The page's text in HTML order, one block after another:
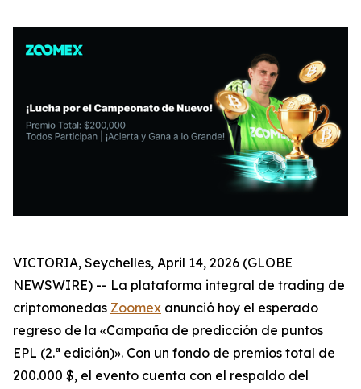
VICTORIA, Seychelles, April 14, 2026 (GLOBE
NEWSWIRE) -- La plataforma integral de trading de
criptomonedas Zoomex anunció hoy el esperado
regreso de la «Campaña de predicción de puntos
EPL (2.ª edición)». Con un fondo de premios total de
200.000 $, el evento cuenta con el respaldo del